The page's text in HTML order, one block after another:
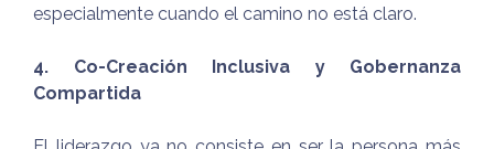
especialmente cuando el camino no está claro.
4. Co-Creación Inclusiva y Gobernanza
Compartida